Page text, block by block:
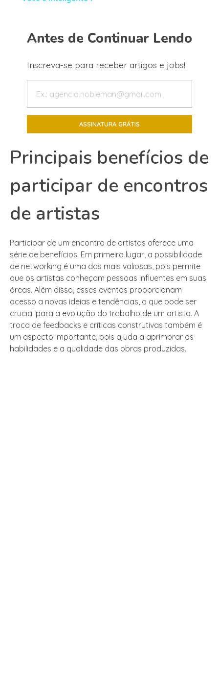
Antes de Continuar Lendo
Inscreva-se para receber artigos e jobs!
Principais benefícios de
participar de encontros
de artistas
Participar de um encontro de artistas oferece uma
série de benefícios. Em primeiro lugar, a possibilidade
de networking é uma das mais valiosas, pois permite
que os artistas conheçam pessoas influentes em suas
áreas. Além disso, esses eventos proporcionam
acesso a novas ideias e tendências, o que pode ser
crucial para a evolução do trabalho de um artista. A
troca de feedbacks e críticas construtivas também é
um aspecto importante, pois ajuda a aprimorar as
habilidades e a qualidade das obras produzidas.